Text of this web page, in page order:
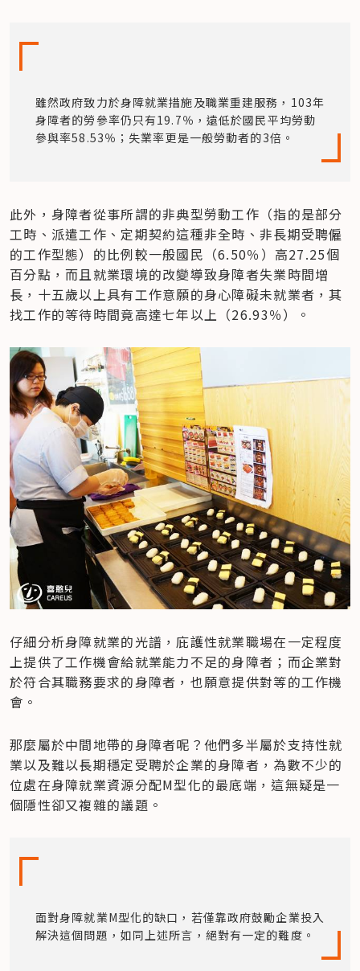
雖然政府致力於身障就業措施及職業重建服務，103年
身障者的勞參率仍只有19.7％，遠低於國民平均勞動
參與率58.53％；失業率更是一般勞動者的3倍。
此外，身障者從事所謂的非典型勞動工作（指的是部分
工時、派遣工作、定期契約這種非全時、非長期受聘僱
的工作型態）的比例較一般國民（6.50％）高27.25個
百分點，而且就業環境的改變導致身障者失業時間增
長，十五歲以上具有工作意願的身心障礙未就業者，其
找工作的等待時間竟高達七年以上（26.93％）。
仔細分析身障就業的光譜，庇護性就業職場在一定程度
上提供了工作機會給就業能力不足的身障者；而企業對
於符合其職務要求的身障者，也願意提供對等的工作機
會。
那麼屬於中間地帶的身障者呢？他們多半屬於支持性就
業以及難以長期穩定受聘於企業的身障者，為數不少的
位處在身障就業資源分配M型化的最底端，這無疑是一
個隱性卻又複雜的議題。
面對身障就業M型化的缺口，若僅靠政府鼓勵企業投入
解決這個問題，如同上述所言，絕對有一定的難度。